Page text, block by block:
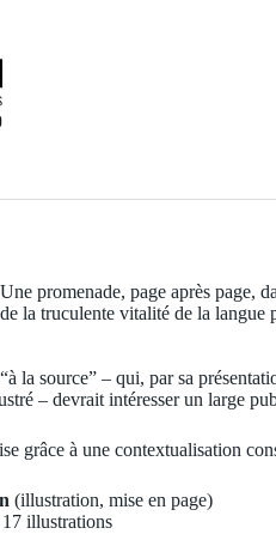
promenade, page après page,
la truculente vitalité de la langue
la source” – qui, par sa
– devrait intéresser un large
grâce à une contextualisation
(illustration, mise en page)
illustrations